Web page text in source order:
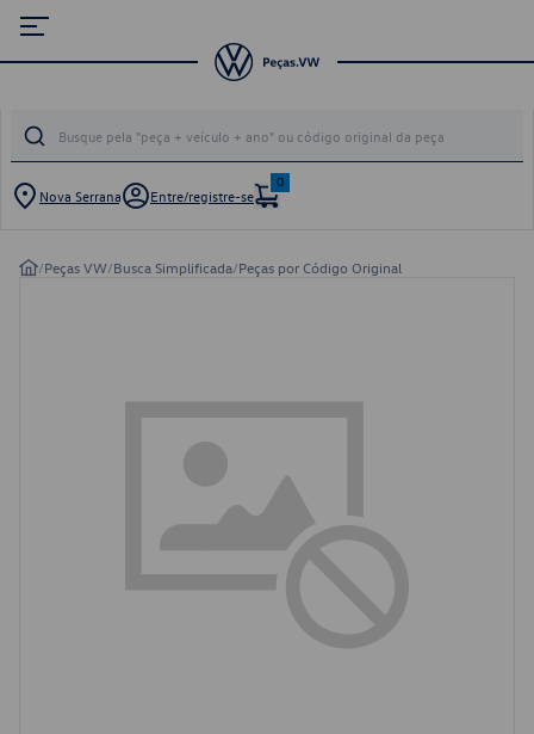
Nova Serrana Entre/registre-se
0
/Peças VW/Busca Simplificada/Peças por Código Original